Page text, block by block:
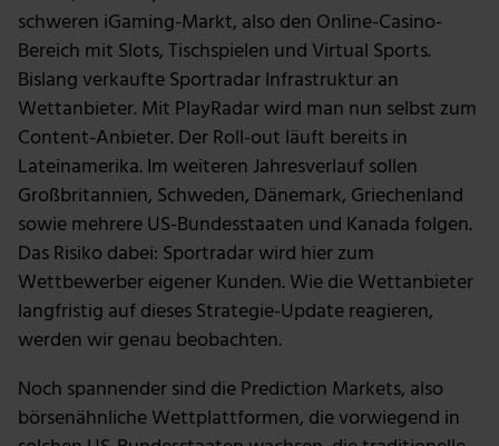
Unsere Partner führen diese Informationen
möglicherweise mit weiteren Daten zusammen, die du
ihnen bereitgestellt hast oder die sie im Rahmen deiner
Nutzung der Dienste gesammelt haben.
schweren iGaming-Markt, also den Online-Casino-
Bereich mit Slots, Tischspielen und Virtual Sports.
Bislang verkaufte Sportradar Infrastruktur an
Wettanbieter. Mit PlayRadar wird man nun selbst zum
Content-Anbieter. Der Roll-out läuft bereits in
Lateinamerika. Im weiteren Jahresverlauf sollen
Großbritannien, Schweden, Dänemark, Griechenland
sowie mehrere US-Bundesstaaten und Kanada folgen.
Das Risiko dabei: Sportradar wird hier zum
Wettbewerber eigener Kunden. Wie die Wettanbieter
langfristig auf dieses Strategie-Update reagieren,
werden wir genau beobachten.
Noch spannender sind die Prediction Markets, also
börsenähnliche Wettplattformen, die vorwiegend in